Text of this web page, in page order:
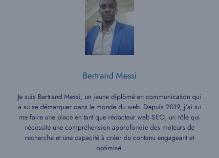
Bertrand Messi
Je suis Bertrand Messi, un jeune diplômé en communication qui
a su se démarquer dans le monde du web. Depuis 2019, j’ai su
me faire une place en tant que rédacteur web SEO, un rôle qui
nécessite une compréhension approfondie des moteurs de
recherche et une capacité à créer du contenu engageant et
optimisé.